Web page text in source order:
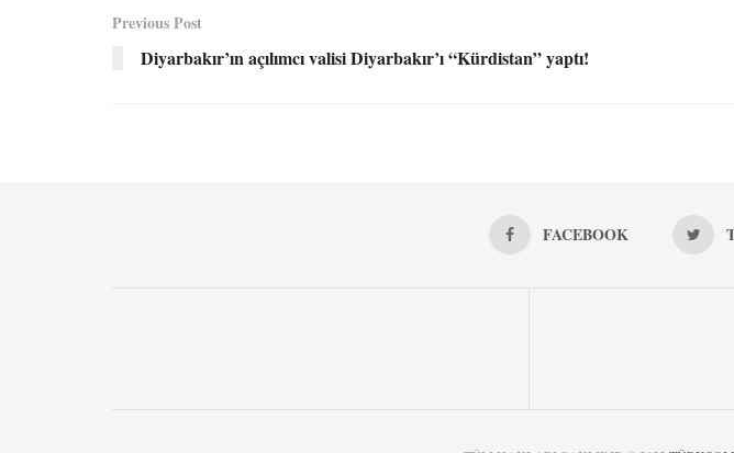
Previous Post
Diyarbakır’ın açılımcı valisi Diyarbakır’ı “Kürdistan” yaptı!
FACEBOOK